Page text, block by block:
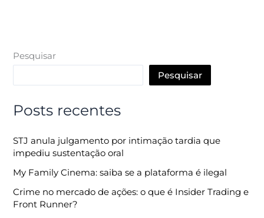
Pesquisar
Pesquisar
Posts recentes
STJ anula julgamento por intimação tardia que
impediu sustentação oral
My Family Cinema: saiba se a plataforma é ilegal
Crime no mercado de ações: o que é Insider Trading e
Front Runner?